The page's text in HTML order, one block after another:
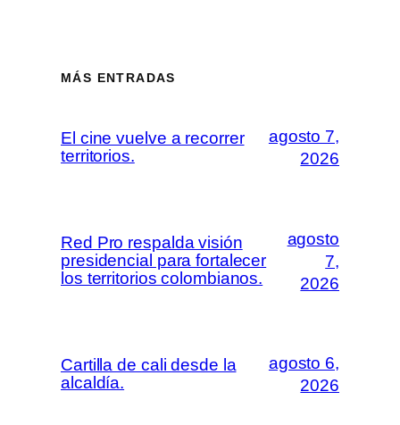
MÁS ENTRADAS
El cine vuelve a recorrer
territorios.
agosto 7,
2026
Red Pro respalda visión
presidencial para fortalecer
los territorios colombianos.
agosto
7,
2026
Cartilla de cali desde la
alcaldía.
agosto 6,
2026